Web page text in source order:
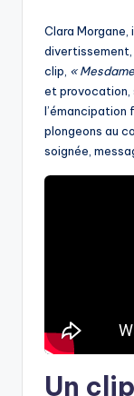
Clara
divertissement,
clip, «
et provocation,
l’émancipation
plongeons au
soignée,
Un